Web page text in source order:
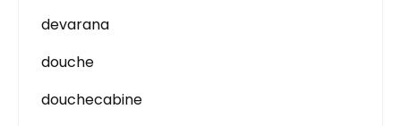
devarana
douche
douchecabine